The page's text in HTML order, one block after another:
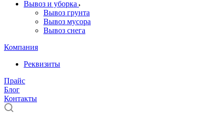
Вывоз и уборка
Вывоз грунта
Вывоз мусора
Вывоз снега
Компания
Реквизиты
Прайс
Блог
Контакты